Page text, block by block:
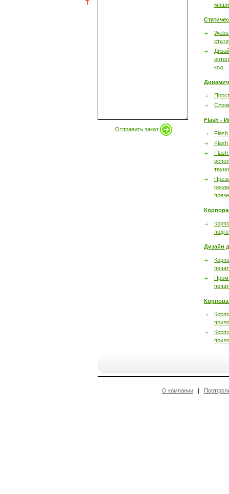
Отправить заказ
код
Flash -
Flash
Дизайн
О компании|